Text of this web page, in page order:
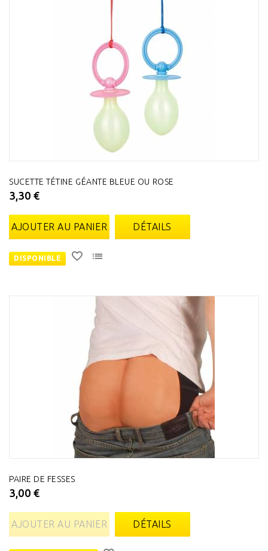
SUCETTE TÉTINE GÉANTE BLEUE OU ROSE
3,30 €
AJOUTER AU PANIER DÉTAILS
DISPONIBLE
PAIRE DE FESSES
3,00 €
AJOUTER AU PANIER DÉTAILS